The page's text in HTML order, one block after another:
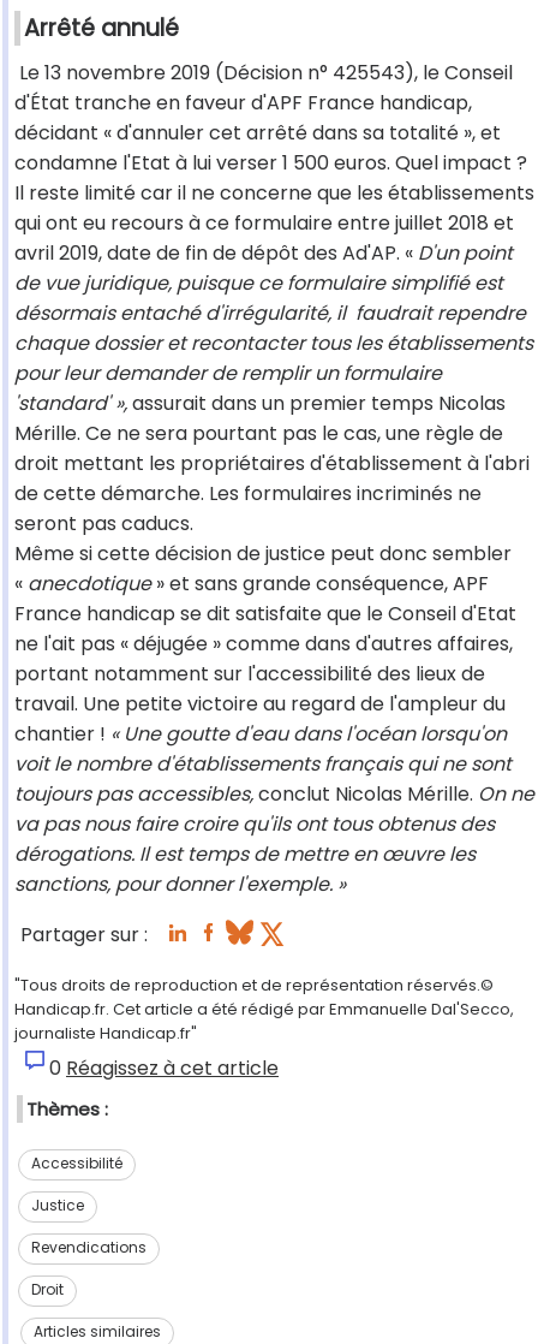
Arrêté annulé
Le 13 novembre 2019 (Décision n° 425543), le Conseil
d'État tranche en faveur d'APF France handicap,
décidant « d'annuler cet arrêté dans sa totalité », et
condamne l'Etat à lui verser 1 500 euros. Quel impact ?
Il reste limité car il ne concerne que les établissements
qui ont eu recours à ce formulaire entre juillet 2018 et
avril 2019, date de fin de dépôt des Ad'AP. « D'un point
de vue juridique, puisque ce formulaire simplifié est
désormais entaché d'irrégularité, il faudrait rependre
chaque dossier et recontacter tous les établissements
pour leur demander de remplir un formulaire
'standard' »,assurait dans un premier temps Nicolas
Mérille. Ce ne sera pourtant pas le cas, une règle de
droit mettant les propriétaires d'établissement à l'abri
de cette démarche. Les formulaires incriminés ne
seront pas caducs.
Même si cette décision de justice peut donc sembler
« anecdotique» et sans grande conséquence, APF
France handicap se dit satisfaite que le Conseil d'Etat
ne l'ait pas « déjugée » comme dans d'autres affaires,
portant notamment sur l'accessibilité des lieux de
travail. Une petite victoire au regard de l'ampleur du
chantier ! « Une goutte d'eau dans l'océan lorsqu'on
voit le nombre d'établissements français qui ne sont
toujours pas accessibles,conclut Nicolas Mérille. On ne
va pas nous faire croire qu'ils ont tous obtenus des
dérogations. Il est temps de mettre en œuvre les
sanctions, pour donner l'exemple. »
Partager sur :
"Tous droits de reproduction et de représentation réservés.©
Handicap.fr. Cet article a été rédigé par Emmanuelle Dal'Secco,
journaliste Handicap.fr"
0 Réagissez à cet article
Thèmes :
Accessibilité
Justice
Revendications
Droit
Articles similaires